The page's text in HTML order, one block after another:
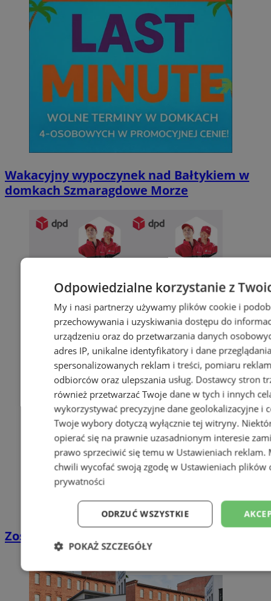
Wakacyjny wypoczynek nad Bałtykiem w
domkach Szmaragdowe Morze
Zostań kierowcą w DPD
Odpowiedzialne korzystanie z
My i nasi partnerzy używamy plików cookie i
przechowywania i uzyskiwania dostępu do
urządzeniu oraz do przetwarzania danych
adres IP, unikalne identyfikatory i dane
spersonalizowanych reklam i treści, pomiaru
odbiorców oraz ulepszania usług. Dostawcy stron
również przetwarzać Twoje dane w tych i innych
wykorzystywać precyzyjne dane geolokalizacyjne i
Twoje wybory dotyczą wyłącznie tej witryny.
opierać się na prawnie uzasadnionym interesie
prawo sprzeciwić się temu w Ustawieniach reklam.
chwili wycofać swoją zgodę w Ustawieniach plików
prywatności
ODRZUĆ WSZYSTKIE
POKAŻ SZCZEGÓŁY
Niezbędne Wydajność